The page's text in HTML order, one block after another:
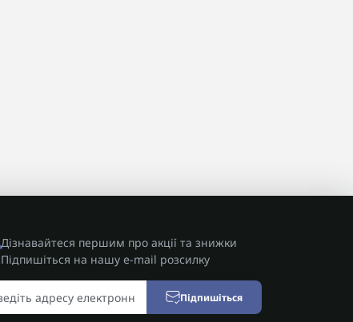
Дізнавайтеся першим про акції та знижки
Підпишіться на нашу e-mail розсилку
Підпишіться